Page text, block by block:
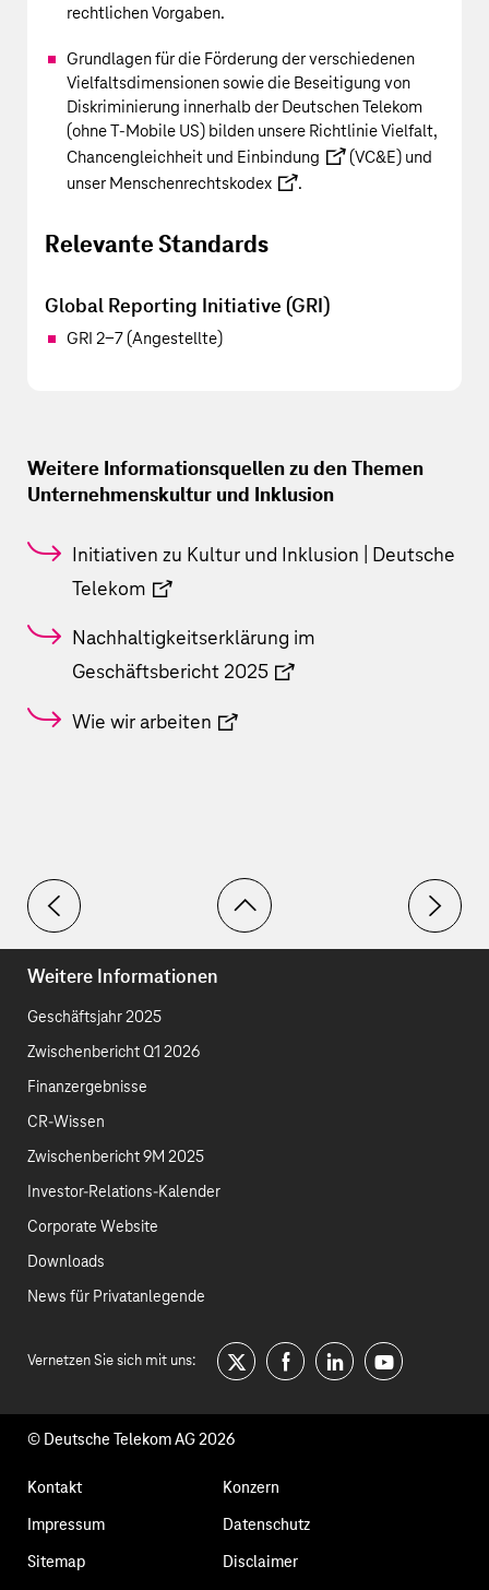
rechtlichen Vorgaben.
Grundlagen für die Förderung der verschiedenen
Vielfaltsdimensionen sowie die Beseitigung von
Diskriminierung innerhalb der Deutschen Telekom
(ohneT‑Mobile US) bilden unsere RichtlinieVielfalt,
Chancengleichheit und Einbindung
(VC&E) und
unser Menschenrechtskodex .
Relevante Standards
Global Reporting Initiative (GRI)
GRI 2-7 (Angestellte)
Weitere Informationsquellen zu den Themen
Unternehmenskultur und Inklusion
Initiativen zu Kultur und Inklusion | Deutsche
Telekom
Nachhaltigkeitserklärung im
Geschäftsbericht 2025
Wie wir arbeiten
Toolbar
Mitarbeitende
Weitere Informationen
Geschäftsjahr 2025
Zwischenbericht Q1 2026
Finanzergebnisse
CR-Wissen
Zwischenbericht 9M 2025
Investor-Relations-Kalender
Corporate Website
Downloads
News für Privatanlegende
Vernetzen Sie sich mit uns:
twitterfacebooklinkedinyoutube
© Deutsche Telekom AG 2026
Fußzeilennavigation
Kontakt Konzern
Impressum Datenschutz
Sitemap Disclaimer